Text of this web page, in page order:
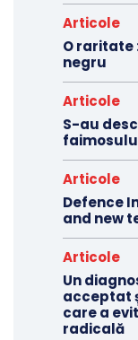
Articole
O raritate
negru
Articole
S-au
Articole
Defence
and new
Articole
Un
acceptat
care a
radicală